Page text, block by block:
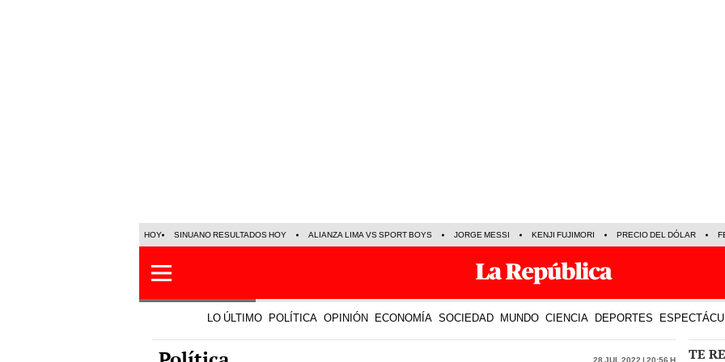
LO ÚLTIMO POLÍTICA OPINIÓN ECONOMÍA SOCIEDAD MUNDO CIENCIA DEPORTES
Política 28 Jul 2022 | 20:56 h